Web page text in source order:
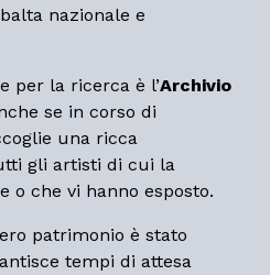
nazionale e
per la ricerca è l’Archivio
se in corso di
una ricca
gli artisti di cui la
o che vi hanno esposto.
patrimonio è stato
tempi di attesa